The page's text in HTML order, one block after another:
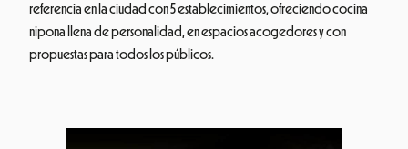
referencia en la ciudad con 5 establecimientos, ofreciendo cocina
nipona llena de personalidad, en espacios acogedores y con
propuestas para todos los públicos.